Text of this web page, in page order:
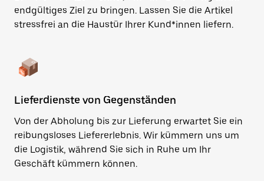
endgültiges Ziel zu bringen. Lassen Sie die Artikel
stressfrei an die Haustür Ihrer Kund*innen liefern.
Lieferdienste von Gegenständen
Von der Abholung bis zur Lieferung erwartet Sie ein
reibungsloses Liefererlebnis. Wir kümmern uns um
die Logistik, während Sie sich in Ruhe um Ihr
Geschäft kümmern können.